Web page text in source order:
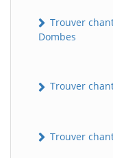
Trouver
Dombes
Trouver
Trouver